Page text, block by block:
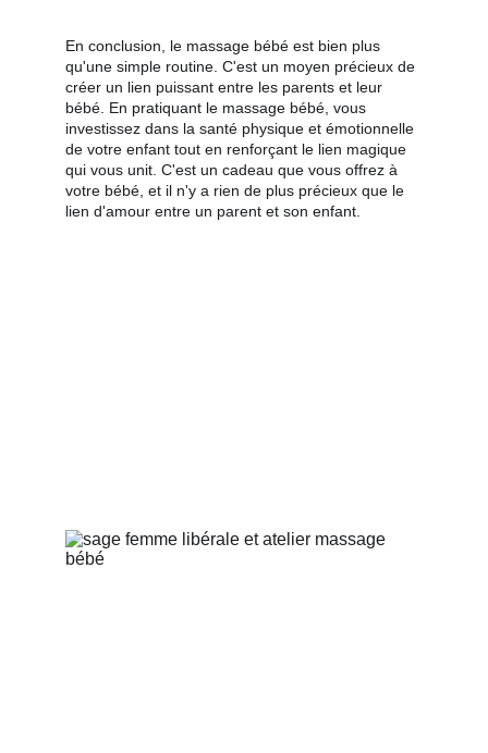
En conclusion, le massage bébé est bien plus
qu'une simple routine. C'est un moyen précieux de
créer un lien puissant entre les parents et leur
bébé. En pratiquant le massage bébé, vous
investissez dans la santé physique et émotionnelle
de votre enfant tout en renforçant le lien magique
qui vous unit. C'est un cadeau que vous offrez à
votre bébé, et il n'y a rien de plus précieux que le
lien d'amour entre un parent et son enfant.